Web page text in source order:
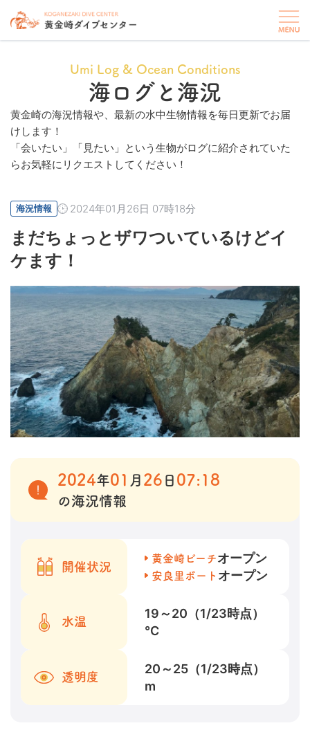
Umi Log & Ocean Conditions
海ログと海況
黄金崎の海況情報や、最新の水中生物情報を毎日更新でお届
けします！
「会いたい」「見たい」という生物がログに紹介されていた
らお気軽にリクエストしてください！
海況情報 2024年01月26日 07時18分
まだちょっとザワついているけどイ
ケます！
2024年01 月 26 日 07:18
の海況情報
開催状況
黄金崎ビーチオープン
安良里ボート オープン
水温
19～20（1/23時点）
℃
透明度
20～25（1/23時点）
m